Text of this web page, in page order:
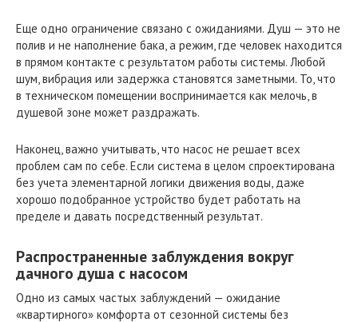
Еще одно ограничение связано с ожиданиями. Душ — это не
полив и не наполнение бака, а режим, где человек находится
в прямом контакте с результатом работы системы. Любой
шум, вибрация или задержка становятся заметными. То, что
в техническом помещении воспринимается как мелочь, в
душевой зоне может раздражать.
Наконец, важно учитывать, что насос не решает всех
проблем сам по себе. Если система в целом спроектирована
без учета элементарной логики движения воды, даже
хорошо подобранное устройство будет работать на
пределе и давать посредственный результат.
Распространенные заблуждения вокруг
дачного душа с насосом
Одно из самых частых заблуждений — ожидание
«квартирного» комфорта от сезонной системы без